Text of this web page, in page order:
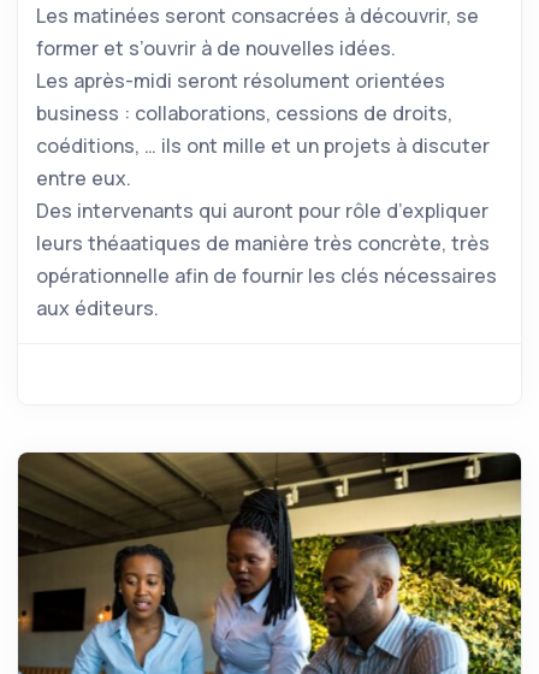
Les matinées seront consacrées à découvrir, se
former et s’ouvrir à de nouvelles idées.
Les après-midi seront résolument orientées
business : collaborations, cessions de droits,
coéditions, … ils ont mille et un projets à discuter
entre eux.
Des intervenants qui auront pour rôle d’expliquer
leurs théaatiques de manière très concrète, très
opérationnelle afin de fournir les clés nécessaires
aux éditeurs.